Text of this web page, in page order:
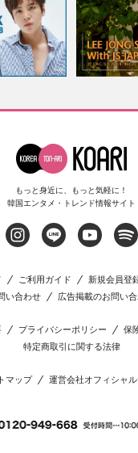
もっと身近に、もっと気軽に！
韓国エンタメ・トレンド情報サイト
ご利用ガイド 新規会員登
い合わせ
広告掲載のお問い
プライバシーポリシー
保
特定商取引に関する法律
マップ 運営会社オフィシャル